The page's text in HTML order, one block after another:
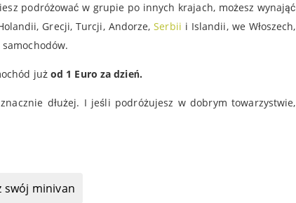
podróżować w grupie po innych krajach, możesz wynająć
Grecji, Turcji, Andorze,Serbii i Islandii, we Włoszech,
już od 1 Euro za dzień.
dłużej. I jeśli podróżujesz w dobrym towarzystwie,
swój minivan